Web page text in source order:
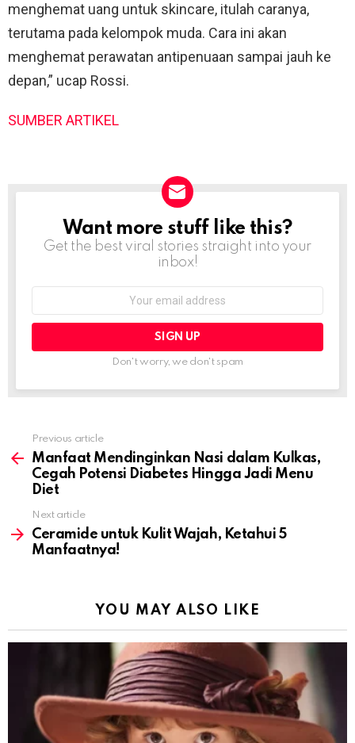
menghemat uang untuk skincare, itulah caranya,
terutama pada kelompok muda. Cara ini akan
menghemat perawatan antipenuaan sampai jauh ke
depan,” ucap Rossi.
SUMBER ARTIKEL
NEWSLETTER
Want more stuff like this?
Get the best viral stories straight into your
inbox!
Don't worry, we don't spam
more
Previous article
Manfaat Mendinginkan Nasi dalam Kulkas,
Cegah Potensi Diabetes Hingga Jadi Menu
Diet
Next article
Ceramide untuk Kulit Wajah, Ketahui 5
Manfaatnya!
YOU MAY ALSO LIKE